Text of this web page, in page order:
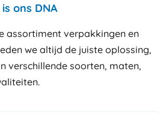
ons DNA
assortiment verpakkingen en
we altijd de juiste oplossing,
verschillende soorten, maten,